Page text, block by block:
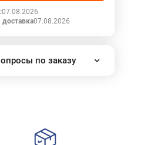
07.08.2026
07.08.2026
по заказу